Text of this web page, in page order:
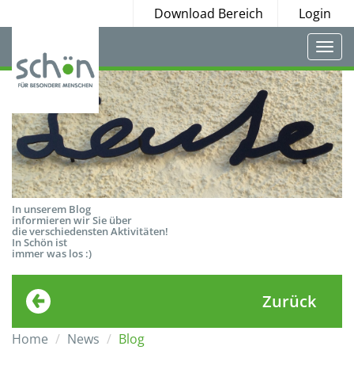
Download Bereich Login
In unserem Blog
informieren wir Sie über
die verschiedensten Aktivitäten!
In Schön ist
immer was los :)
Zurück
Home News Blog